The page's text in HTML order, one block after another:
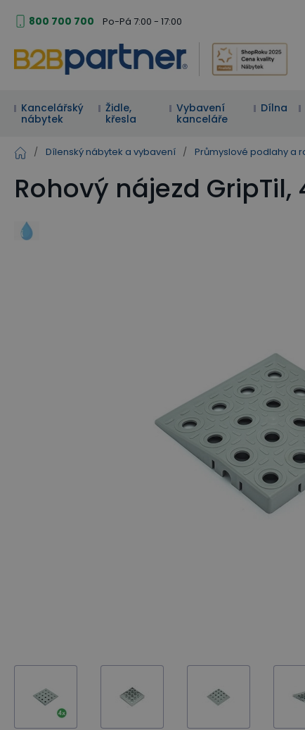
800 700 700 Po-Pá 7:00 - 17:00
Kancelářský
nábytek
Židle,
křesla
Vybavení
kanceláře
Dílna
/ Dílenský nábytek a vybavení / Průmyslové podlahy a
Rohový nájezd GripTil,